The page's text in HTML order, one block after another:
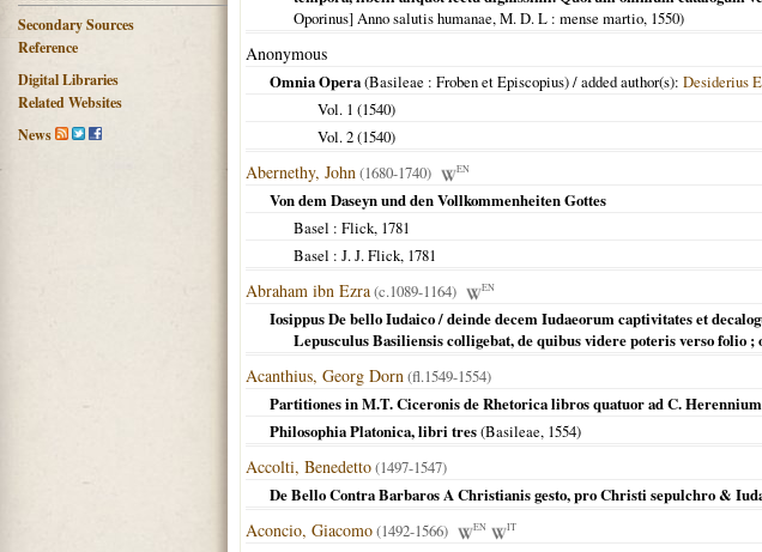
Secondary Sources
Reference
Digital Libraries
Related Websites
News
Oporinus] Anno salutis humanae, M. D. L : mense martio, 1550)
Anonymous
Omnia Opera(Basileae : Froben et Episcopius) / added author(s): Desiderius
Vol. 1 (1540)
Vol. 2 (1540)
Abernethy, John(1680-1740) EN
Von dem Daseyn und den Vollkommenheiten Gottes
Basel : Flick, 1781
Basel : J. J. Flick, 1781
Abraham ibn Ezra(c.1089-1164) EN
Iosippus De bello Iudaico / deinde decem Iudaeorum captivitates et
Lepusculus Basiliensis colligebat, de quibus videre poteris verso folio
Acanthius, Georg Dorn(fl.1549-1554)
Partitiones in M.T. Ciceronis de Rhetorica libros quatuor ad C. Herennium
Philosophia Platonica, libri tres(Basileae, 1554)
Accolti, Benedetto(1497-1547)
De Bello Contra Barbaros A Christianis gesto, pro Christi sepulchro &
Aconcio, Giacomo(1492-1566) EN IT